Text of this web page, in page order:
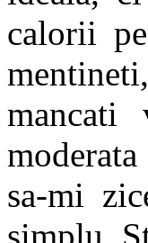
calorii
sa-mi
simplu.